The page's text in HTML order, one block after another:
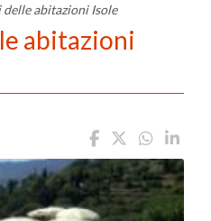
abitazioni Isole
abitazioni